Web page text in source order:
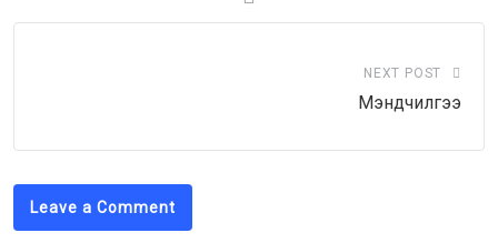
NEXT POST
Мэндчилгээ
Leave a Comment